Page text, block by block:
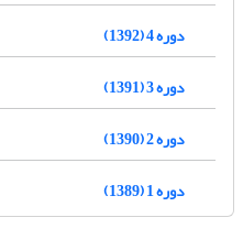
دوره 4 (1392)
دوره 3 (1391)
دوره 2 (1390)
دوره 1 (1389)